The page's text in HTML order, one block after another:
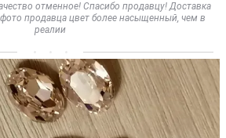
отменное! Спасибо продавцу! Доставка
продавца цвет более насыщенный, чем в
реалии